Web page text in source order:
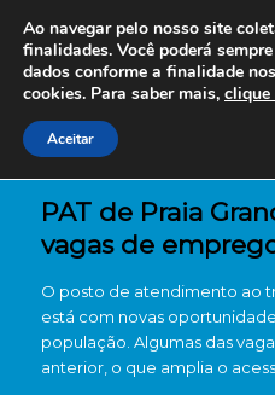
PAT de Praia
vagas de
O posto de atendimento ao
está com novas
população. Algumas das
anterior, o que amplia o
Ao navegar pelo nosso site
finalidades. Você poderá
dados conforme a finalidade
cookies. Para saber mais, clique
Aceitar